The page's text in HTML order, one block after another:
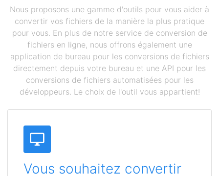
Nous proposons une gamme d'outils pour vous aider à
convertir vos fichiers de la manière la plus pratique
pour vous. En plus de notre service de conversion de
fichiers en ligne, nous offrons également une
application de bureau pour les conversions de fichiers
directement depuis votre bureau et une API pour les
conversions de fichiers automatisées pour les
développeurs. Le choix de l'outil vous appartient!
Vous souhaitez convertir